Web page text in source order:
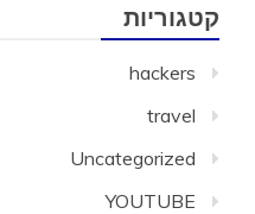
קטגוריות
hackers
travel
Uncategorized
YOUTUBE